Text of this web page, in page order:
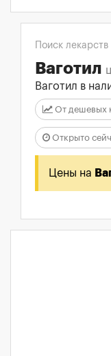
Поиск лекарств
Ваготил
Ваготил в
От дешевых
Открыто
Цены на